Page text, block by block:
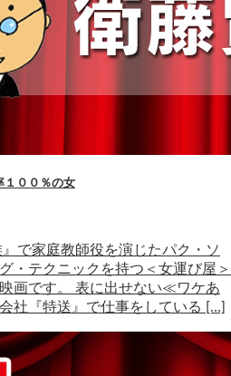
１００％の女
で家庭教師役を演じたパク・ソ
・テクニックを持つ＜女運び屋＞
画です。 表に出せない≪ワケあ
社『特送』で仕事をしている […]